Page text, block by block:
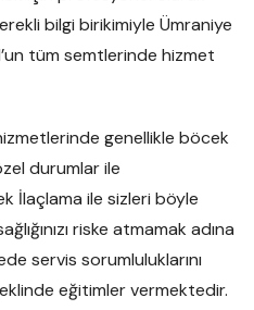
bilgi birikimiyle Ümraniye
tüm semtlerinde hizmet
genellikle böcek
durumlar ile
İlaçlama ile sizleri böyle
riske atmamak adına
servis sorumluluklarını
eğitimler vermektedir.